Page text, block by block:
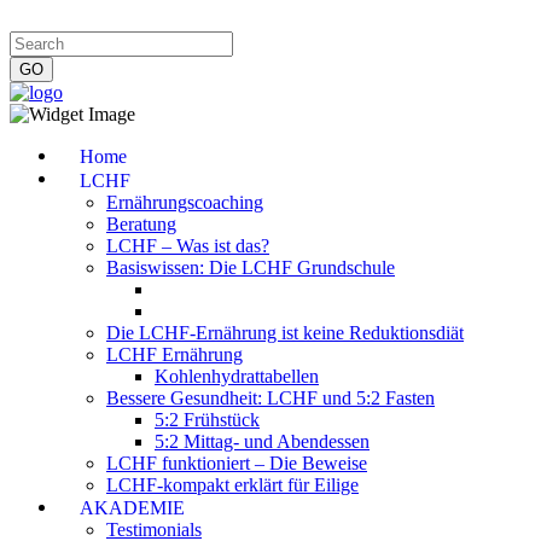
Home
LCHF
Ernährungscoaching
Beratung
LCHF – Was ist das?
Basiswissen: Die LCHF Grundschule
Die LCHF-Ernährung ist keine Reduktionsdiät
LCHF Ernährung
Kohlenhydrattabellen
Bessere Gesundheit: LCHF und 5:2 Fasten
5:2 Frühstück
5:2 Mittag- und Abendessen
LCHF funktioniert – Die Beweise
LCHF-kompakt erklärt für Eilige
AKADEMIE
Testimonials